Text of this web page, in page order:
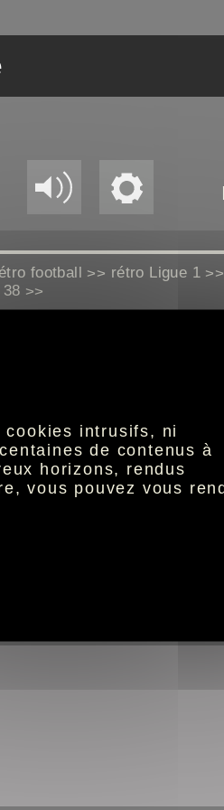
football >> rétro Ligue 1>>
>>
intrusifs, ni
de contenus à
horizons, rendus
vous pouvez vous